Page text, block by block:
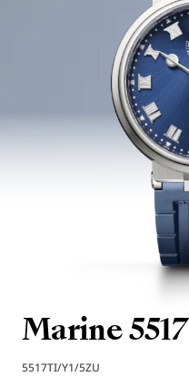
Marine 5517
5517TI/Y1/5ZU